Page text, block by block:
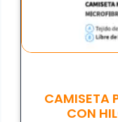
CAMISETA
CON